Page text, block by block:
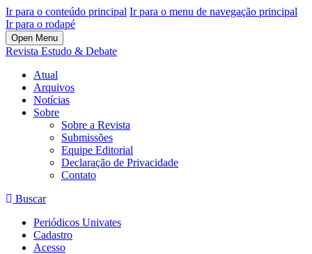
Ir para o conteúdo principal Ir para o menu de navegação principal
Ir para o rodapé
Open Menu
Revista Estudo & Debate
Atual
Arquivos
Notícias
Sobre
Sobre a Revista
Submissões
Equipe Editorial
Declaração de Privacidade
Contato
Buscar
Periódicos Univates
Cadastro
Acesso